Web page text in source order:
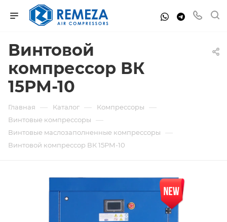
Винтовой
компрессор ВК
15РМ-10
Главная — Каталог — Компрессоры —
Винтовые компрессоры —
Винтовые маслозаполненные компрессоры —
Винтовой компрессор ВК 15РМ-10